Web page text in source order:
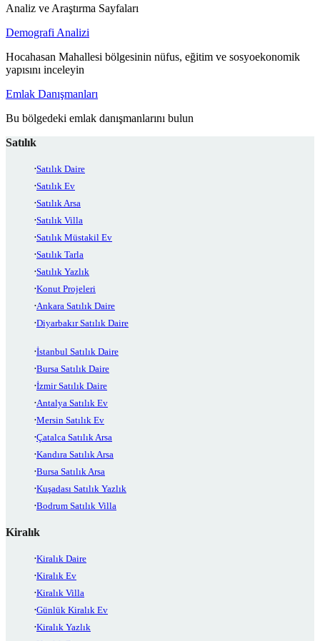
Analiz ve Araştırma Sayfaları
Demografi Analizi
Hocahasan Mahallesi bölgesinin nüfus, eğitim ve sosyoekonomik
yapısını inceleyin
Emlak Danışmanları
Bu bölgedeki emlak danışmanlarını bulun
Satılık
Satılık Daire
Satılık Ev
Satılık Arsa
Satılık Villa
Satılık Müstakil Ev
Satılık Tarla
Satılık Yazlık
Konut Projeleri
Ankara Satılık Daire
Diyarbakır Satılık Daire
İstanbul Satılık Daire
Bursa Satılık Daire
İzmir Satılık Daire
Antalya Satılık Ev
Mersin Satılık Ev
Çatalca Satılık Arsa
Kandıra Satılık Arsa
Bursa Satılık Arsa
Kuşadası Satılık Yazlık
Bodrum Satılık Villa
Kiralık
Kiralık Daire
Kiralık Ev
Kiralık Villa
Günlük Kiralık Ev
Kiralık Yazlık